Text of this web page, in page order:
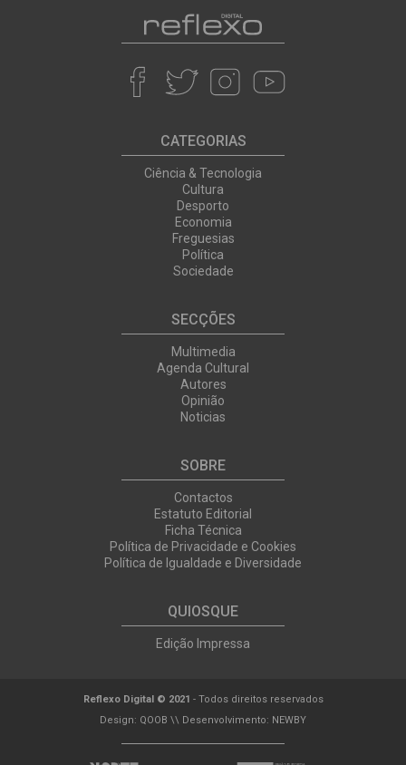
CATEGORIAS
Ciência & Tecnologia
Cultura
Desporto
Economia
Freguesias
Política
Sociedade
SECÇÕES
Multimedia
Agenda Cultural
Autores
Opinião
Noticias
SOBRE
Contactos
Estatuto Editorial
Ficha Técnica
Política de Privacidade e Cookies
Política de Igualdade e Diversidade
QUIOSQUE
Edição Impressa
Reflexo Digital © 2021 - Todos direitos reservados
Design: QOOB \\ Desenvolvimento: NEWBY